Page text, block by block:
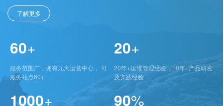
了解更多
60+
服务范围广，拥有九大运营中心， 可
服务站点60+
20+
20年+运维管理经验，10年+产品研发
及实践经验
1000+ 90%